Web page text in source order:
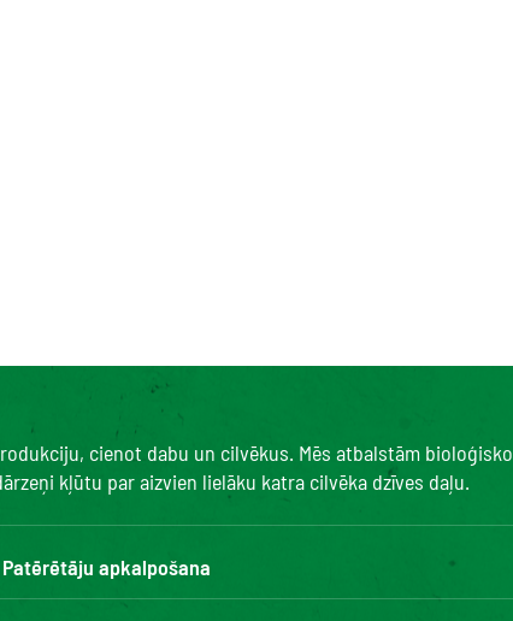
cienot dabu un cilvēkus. Mēs atbalstām bioloģisko
kļūtu par aizvien lielāku katra cilvēka dzīves daļu.
Patērētāju apkalpošana